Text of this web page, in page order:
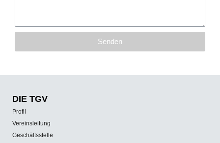
Senden
DIE TGV
Profil
Vereinsleitung
Geschäftsstelle